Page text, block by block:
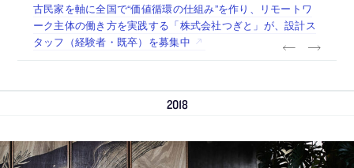
古民家を軸に全国で“価値循環の仕組み”を作り、リモートワ
ーク主体の働き方を実践する「株式会社つぎと」が、設計ス
タッフ（経験者・既卒）を募集中
リノベる株式会社が、設計パートナー (業務委託) を募集中
社会への影響力のある建築を手掛け、スタッフ同士で助け合
う環境づくりも行う「E.A.S.T.architects」が、設計スタッフ
（経験者・既卒・2027年新卒）を募集中
代官山を拠点に活動する「梅澤竜也 / ALA INC.」が、設計ス
タッフ・アルバイト・事務職を募集中
住宅や共同住宅などを手掛け、“合理的でシンプルなデザイ
ン”を志向する「PANDA：山本浩三建築設計事務所」が、設
計スタッフ（経験者・既卒・2027年新卒）を募集中
2018